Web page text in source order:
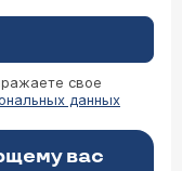
свое
данных
вас